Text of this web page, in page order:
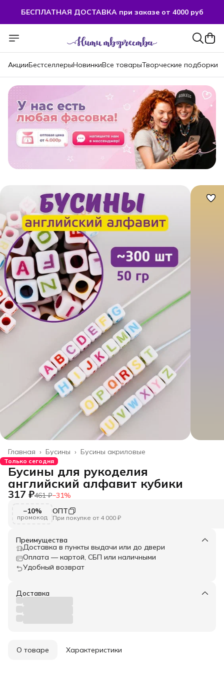
БЕСПЛАТНАЯ ДОСТАВКА при заказе от 4000 руб
БЕСПЛАТНАЯ ДОСТАВКА при заказе от 4000 руб
АкцииБестселлерыНовинкиВсе товарыТворческие подборки
Бусины акриловые
Бусины ›
Главная ›
Только сегодня
Бусины для рукоделия
английский алфавит кубики
317 ₽461 ₽−31%
−10%
промокод
ОПТ
При покупке от 4 000 ₽
Преимущества
Доставка в пункты выдачи или до двери
Оплата — картой, СБП или наличными
Удобный возврат
Доставка
О товаре Характеристики